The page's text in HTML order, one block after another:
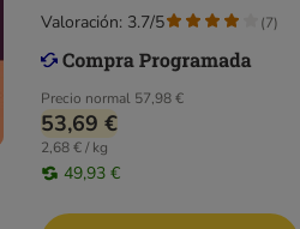
Precio normal 57,98 €
53,69 €
2,68 € / kg
49,93 €
Valoración: 3.7/5 (7)